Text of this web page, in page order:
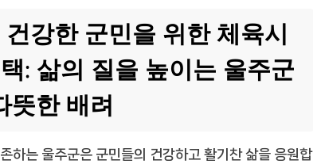
강한 군민을 위한 체육시
: 삶의 질을 높이는 울주군
뜻한 배려
하는 울주군은 군민들의 건강하고 활기찬 삶을 응원합